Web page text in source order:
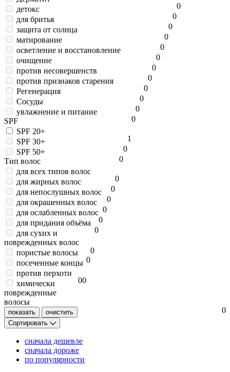
0
детокс
0
для бритья
0
защита от солнца
0
матирование
0
осветление и восстановление
0
очищение
0
против несовершенств
0
против признаков старения
0
Регенерация
0
Сосуды
0
увлажнение и питание
0
SPF
SPF 20+
1
SPF 30+
0
SPF 50+
0
Тип волос
для всех типов волос
0
для жирных волос
0
для непослушных волос
0
для окрашенных волос
0
для ослабленных волос
0
для придания объёма
0
для сухих и
поврежденных волос
0
пористые волосы
0
посеченные концы
0
против перхоти
0
химически
поврежденные
волосы
0
Сортировать
сначала дешевле
сначала дороже
по популярности